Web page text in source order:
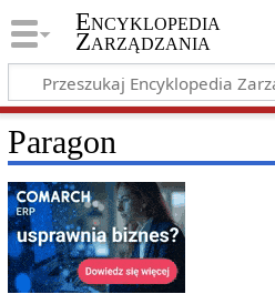
Encyklopedia
Zarządzania
Paragon